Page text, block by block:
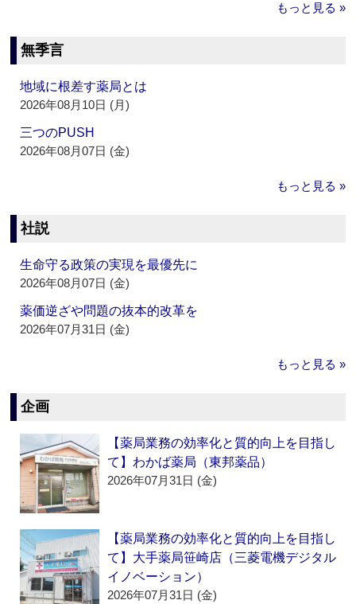
もっと見る »
無季言
地域に根差す薬局とは
2026年08月10日 (月)
三つのPUSH
2026年08月07日 (金)
もっと見る »
社説
生命守る政策の実現を最優先に
2026年08月07日 (金)
薬価逆ざや問題の抜本的改革を
2026年07月31日 (金)
もっと見る »
企画
【薬局業務の効率化と質的向上を目指し
て】わかば薬局（東邦薬品）
2026年07月31日 (金)
【薬局業務の効率化と質的向上を目指し
て】大手薬局笹崎店（三菱電機デジタル
イノベーション）
2026年07月31日 (金)